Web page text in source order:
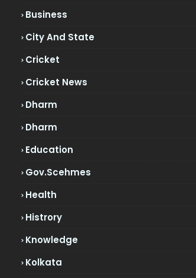
Business
City And State
Cricket
Cricket News
Dharm
Dharm
Education
Gov.scehmes
Health
Histrory
Knowledge
Kolkata